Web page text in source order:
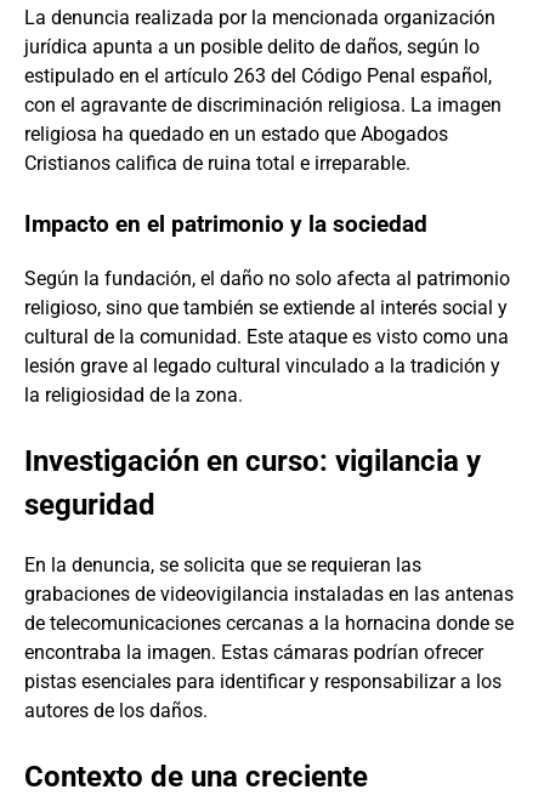
La denuncia realizada por la mencionada organización
jurídica apunta a un posible delito de daños, según lo
estipulado en el artículo 263 del Código Penal español,
con el agravante de discriminación religiosa. La imagen
religiosa ha quedado en un estado que Abogados
Cristianos califica de ruina total e irreparable.
Impacto en el patrimonio y la sociedad
Según la fundación, el daño no solo afecta al patrimonio
religioso, sino que también se extiende al interés social y
cultural de la comunidad. Este ataque es visto como una
lesión grave al legado cultural vinculado a la tradición y
la religiosidad de la zona.
Investigación en curso: vigilancia y
seguridad
En la denuncia, se solicita que se requieran las
grabaciones de videovigilancia instaladas en las antenas
de telecomunicaciones cercanas a la hornacina donde se
encontraba la imagen. Estas cámaras podrían ofrecer
pistas esenciales para identificar y responsabilizar a los
autores de los daños.
Contexto de una creciente